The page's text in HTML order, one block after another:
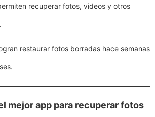
recuperar fotos, videos y otros
restaurar fotos borradas hace semanas
mejor app para recuperar fotos